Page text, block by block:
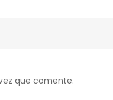
que comente.